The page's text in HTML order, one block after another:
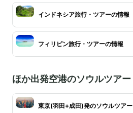
インドネシア旅行・ツアーの情報
フィリピン旅行・ツアーの情報
ほか出発空港のソウルツアー
東京(羽田+成田)発のソウルツアー